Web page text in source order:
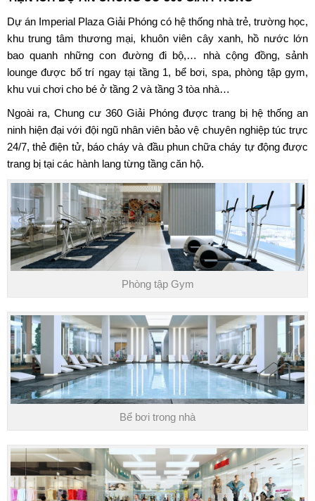
Dự án Imperial Plaza Giải Phóng có hệ thống nhà trẻ, trường học,
khu trung tâm thương mại, khuôn viên cây xanh, hồ nước lớn
bao quanh những con đường đi bộ,… nhà cộng đồng, sảnh
lounge được bố trí ngay tại tầng 1, bể bơi, spa, phòng tập gym,
khu vui chơi cho bé ở tầng 2 và tầng 3 tòa nhà…
Ngoài ra, Chung cư 360 Giải Phóng được trang bị hệ thống an
ninh hiện đại với đội ngũ nhân viên bảo vệ chuyên nghiệp túc trực
24/7, thẻ điện tử, báo cháy và đầu phun chữa cháy tự động được
trang bị tại các hành lang từng tầng căn hộ.
Phòng tập Gym
Bể bơi trong nhà